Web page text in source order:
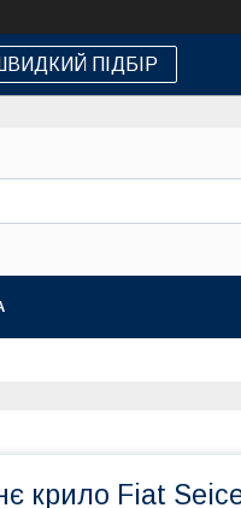
ПІДБІР
крило Fiat